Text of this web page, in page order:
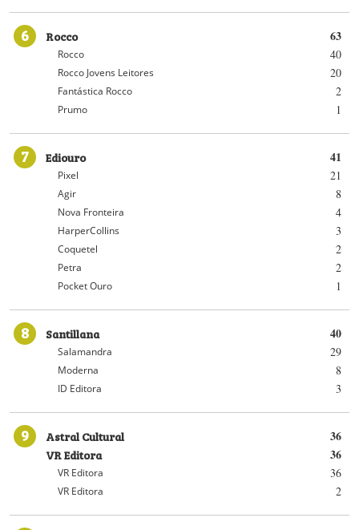
6 63
Rocco
40
Rocco
20
Rocco Jovens Leitores
2
Fantástica Rocco
1
Prumo
7 41
Ediouro
21
Pixel
8
Agir
4
Nova Fronteira
3
HarperCollins
2
Coquetel
2
Petra
1
Pocket Ouro
8 40
Santillana
29
Salamandra
8
Moderna
3
ID Editora
9 36
Astral Cultural
36
VR Editora
36
VR Editora
2
VR Editora